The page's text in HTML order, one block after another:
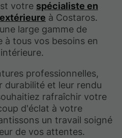
votre spécialiste en
à Costaros.
large gamme de
à tous vos besoins en
professionnelles,
durabilité et leur rendu
rafraîchir votre
d'éclat à votre
un travail soigné
de vos attentes.